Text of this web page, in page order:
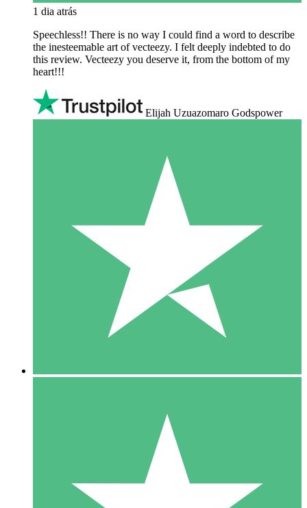
1 dia atrás
Speechless!! There is no way I could find a word to describe
the inesteemable art of vecteezy. I felt deeply indebted to do
this review. Vecteezy you deserve it, from the bottom of my
heart!!!
Elijah Uzuazomaro Godspower